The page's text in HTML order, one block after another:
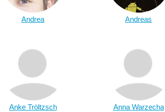
Andrea Andreas
Anke Tröltzsch Anna Warzecha